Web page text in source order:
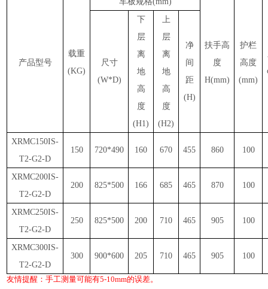
产品型号
载重
(KG)
扶手高
度
H(mm)
护栏
高度
(mm)
尺寸
(W*D)
下
层
离
地
高
度
(H1)
上
层
离
地
高
度
(H2)
净
间
距
(H)
XRMC150IS-
T2-G2-D
150 720*490 160 670 455 860 100
XRMC200IS-
T2-G2-D
200 825*500 166 685 465 870 100
XRMC250IS-
T2-G2-D
250 825*500 200 710 465 905 100
XRMC300IS-
T2-G2-D
300 900*600 205 710 465 905 100
友情提醒：手工测量可能有5-10mm的误差。